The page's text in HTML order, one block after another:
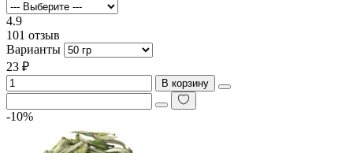
4.9
101 отзыв
Варианты
23 ₽
В корзину
-10%